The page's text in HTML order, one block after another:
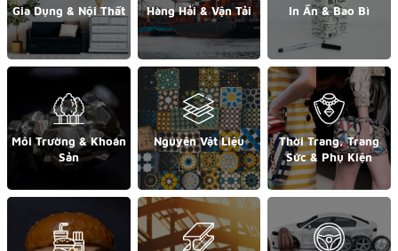
Gia Dụng & Nội Thất Hàng Hải & Vận Tải In Ấn & Bao Bì
Môi Trường & Khoán
Sản
Nguyên Vật Liệu
Thời Trang, Trang
Sức & Phụ Kiện